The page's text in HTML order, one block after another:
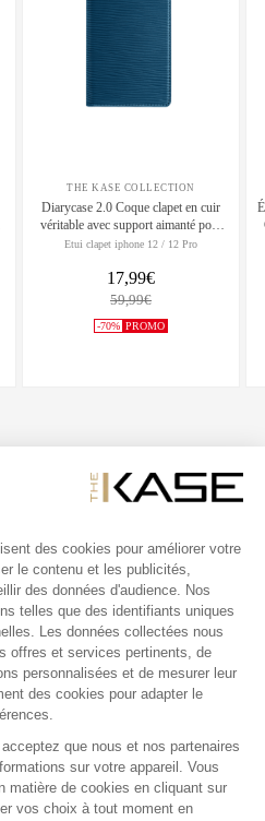
THE KASE COLLECTION
Diarycase 2.0 Coque clapet en cuir
véritable avec support aimanté pour
Apple iPhone 12/12 Pro, Bleu Égée
Etui clapet iphone 12 / 12 Pro
17,99€
59,99€
-70% PROMO